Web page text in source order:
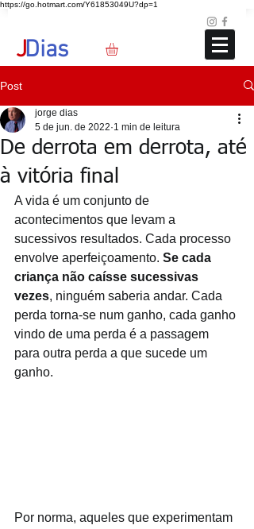
https://go.hotmart.com/Y61853049U?dp=1
JDias
Post
De derrota em derrota, até
à vitória final
jorge dias
5 de jun. de 2022 1 min de leitura
A vida é um conjunto de
acontecimentos que levam a
sucessivos resultados. Cada processo
envolve aperfeiçoamento. Se cada
criança não caísse sucessivas
vezes, ninguém saberia andar. Cada
perda torna-se num ganho, cada ganho
vindo de uma perda é a passagem
para outra perda a que sucede um
ganho.
Por norma, aqueles que experimentam